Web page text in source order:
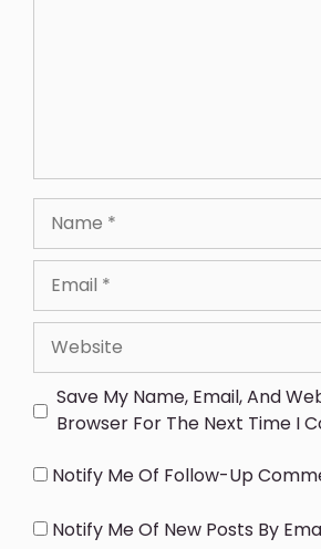
Save My Name, Email, And
Browser For The Next Time I
Notify Me Of Follow-Up
Notify Me Of New Posts By